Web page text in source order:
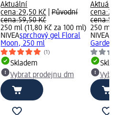
Aktuální
cena:29,50 Kč |Původní
cena:59,50 Kč
250 ml (11,80 Kč za 100 ml)
NIVEAsprchový gel Floral
Moon, 250 ml
(1)
Skladem
Vybrat prodejnu dm
Aktuální
cena:
cena:
250 ml
NIVEA
Garden,